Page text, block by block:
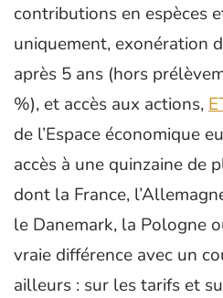
contributions en espèces
uniquement, exonération
après 5 ans (hors
%), et accès aux actions,
de l’Espace économique
accès à une quinzaine de
dont la France,
le Danemark, la Pologne
vraie différence avec un
ailleurs : sur les tarifs et